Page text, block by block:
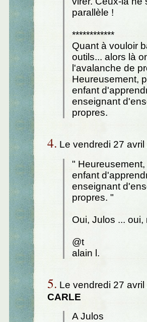
parallèle !
************
Quant à vouloir
outils... alors là
l'avalanche de
Heureusement,
enfant
enseignant
propres.
4. Le vendredi 27
"
enfant
enseignant
propres. "
Oui, Julos ...
@t
alain l.
5. Le vendredi 27
CARLE
A Julos